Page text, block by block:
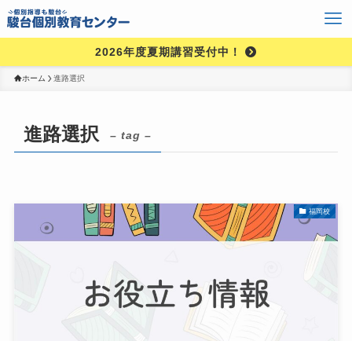
2026年度夏期講習受付中！
ホーム 進路選択
進路選択 – tag –
福岡校